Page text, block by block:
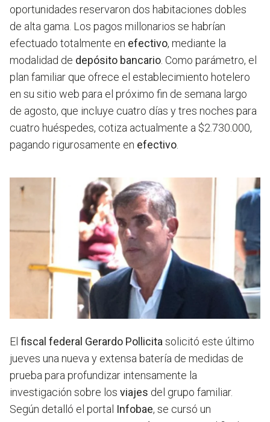
oportunidades reservaron dos habitaciones dobles
de alta gama. Los pagos millonarios se habrían
efectuado totalmente en efectivo, mediante la
modalidad de depósito bancario . Como parámetro, el
plan familiar que ofrece el establecimiento hotelero
en su sitio web para el próximo fin de semana largo
de agosto, que incluye cuatro días y tres noches para
cuatro huéspedes, cotiza actualmente a $2.730.000,
pagando rigurosamente en efectivo
El fiscal federal Gerardo Pollicita solicitó este último
jueves una nueva y extensa batería de medidas de
prueba para profundizar intensamente la
investigación sobre los viajes del grupo familiar.
Según detalló el portal Infobae, se cursó un